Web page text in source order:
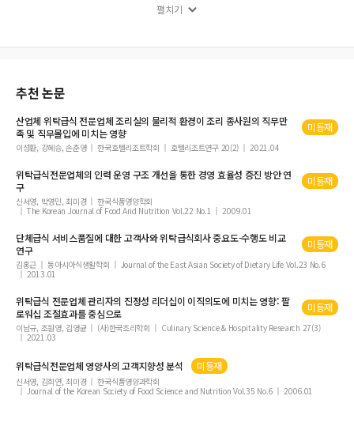
일본 복합리조트개발정책의 정책의제설정과정 분석
펼치기
추천 논문
산업체 위탁급식전문업체 조리실의 물리적 환경이 조리 종사원의 직무만
족 및 직무몰입에 미치는 영향
미등재
이성환, 강혜승, 손춘영 한국호텔리조트학회 호텔리조트연구 20(2) 2021.04
위탁급식전문업체의 인력 운영 구조 개선을 통한 경영 효율성 증진 방안 연
구
미등재
신서영, 박영민, 최미경
한국식품영양학회
The Korean Journal of Food And Nutrition Vol.22 No.1
2009.01
단체급식 서비스품질에 대한 고객사와위탁급식회사 중요도-수행도 비교
연구
미등재
김홍근 동아시아식생활학회
Journal of the East Asian Society of Dietary Life Vol.23 No.6
2013.01
위탁급식 전문업체 관리자의 진정성 리더십이 이직의도에 미치는 영향: 팔
로워십 조절효과를 중심으로
미등재
이남규, 조원영, 김영균 (사)한국조리학회
Culinary Science & Hospitality Research 27(3)
2021.03
위탁급식전문업체 영양사의 고객지향성 분석 미등재
신서영, 김희연, 최미경
한국식품영양과학회
Journal of the Korean Society of Food Science and Nutrition Vol.35 No.6
2006.01